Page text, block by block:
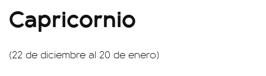
Capricornio
(22 de diciembre al 20 de enero)